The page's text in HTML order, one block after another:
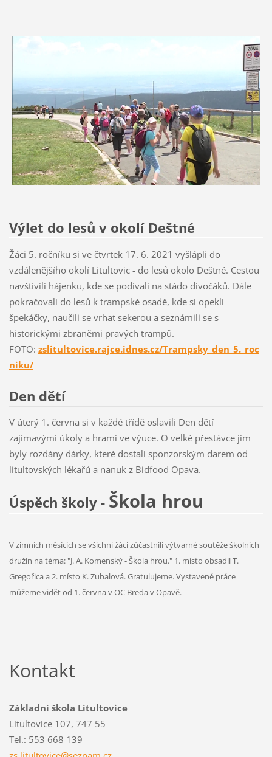
Výlet do lesů v okolí Deštné
Žáci 5. ročníku si ve čtvrtek 17. 6. 2021 vyšlápli do
vzdálenějšího okolí Litultovic - do lesů okolo Deštné. Cestou
navštívili hájenku, kde se podívali na stádo divočáků. Dále
pokračovali do lesů k trampské osadě, kde si opekli
špekáčky, naučili se vrhat sekerou a seznámili se s
historickými zbraněmi pravých trampů.
FOTO: zslitultovice.rajce.idnes.cz/Trampsky_den_5._roc
niku/
Den dětí
V úterý 1. června si v každé třídě oslavili Den dětí
zajímavými úkoly a hrami ve výuce. O velké přestávce jim
byly rozdány dárky, které dostali sponzorským darem od
litultovských lékařů a nanuk z Bidfood Opava.
Úspěch školy - Škola hrou
V zimních měsících se všichni žáci zúčastnili výtvarné soutěže školních
družin na téma: "J. A. Komenský - Škola hrou." 1. místo obsadil T.
Gregořica a 2. místo K. Zubalová. Gratulujeme. Vystavené práce
můžeme vidět od 1. června v OC Breda v Opavě.
Kontakt
Základní škola Litultovice
Litultovice 107, 747 55
Tel.: 553 668 139